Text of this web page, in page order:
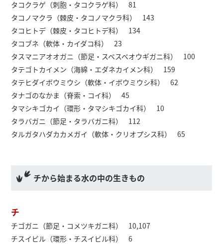
タコクラゲ（刺胞・タコクラゲ科） 81
タコノマクラ（棘皮・タコノマクラ科） 143
タコヒトデ（棘皮・タコヒトデ科） 134
タコブネ（軟体・カイダコ科） 23
タスマニアオオガニ（節足・スベスベオウギガニ科） 100
タテゴトカイメン（海綿・エダネカイメン科） 159
タテヒダイボウミウシ（軟体・イボウミウシ科） 62
タナゴのなかま（脊索・コイ科） 45
タマシキゴカイ（環形・タマシキゴカイ科） 10
タラバガニ（節足・タラバガニ科） 112
タルガタハダカカメガイ（軟体・クリオプシス科） 65
チから始まる水の中の生きもの
チ
チゴガニ（節足・コメツキガニ科） 10,107
チスイビル（環形・チスイビル科） 6